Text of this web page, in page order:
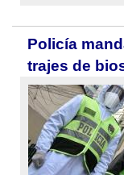
Policía
trajes de